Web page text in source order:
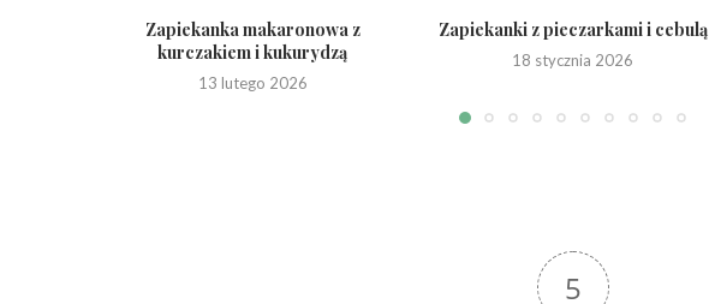
Zapiekanka makaronowa z
kurczakiem i kukurydzą
13 lutego 2026
Zapiekanki z pieczarkami i cebulą
18 stycznia 2026
5